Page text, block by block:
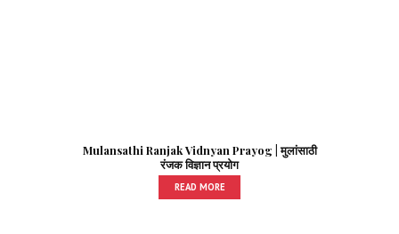
Mulansathi Ranjak Vidnyan Prayog | मुलांसाठी
रंजक विज्ञान प्रयोग
READ MORE